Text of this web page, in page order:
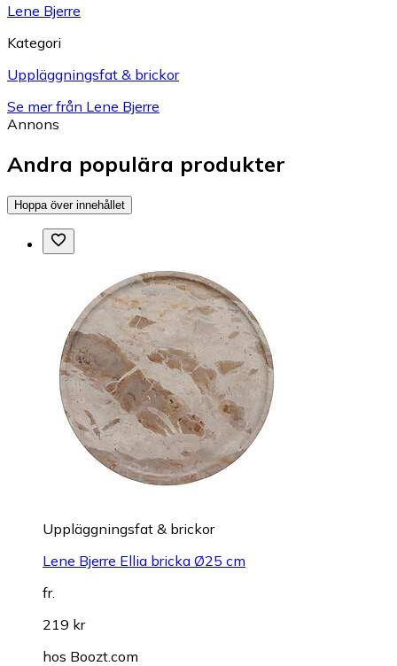
Lene Bjerre
Kategori
Uppläggningsfat & brickor
Se mer från Lene Bjerre
Annons
Andra populära produkter
Hoppa över innehållet
Uppläggningsfat & brickor
Lene Bjerre Ellia bricka Ø25 cm
fr.
219 kr
hos Boozt.com